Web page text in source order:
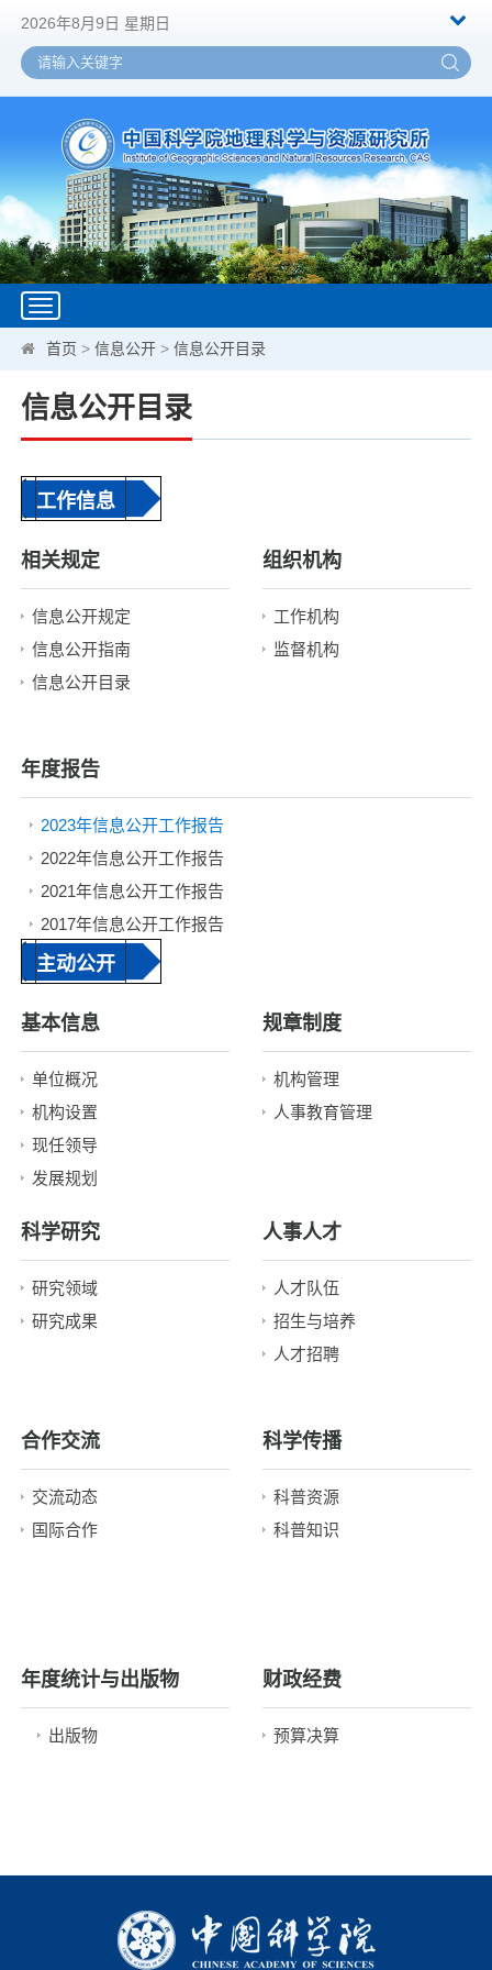
2026年8月9日 星期日
Toggle
navigation
首页 >信息公开 >信息公开目录
信息公开目录
工作信息
相关规定
信息公开规定
信息公开指南
信息公开目录
组织机构
工作机构
监督机构
年度报告
2023年信息公开工作报告
2022年信息公开工作报告
2021年信息公开工作报告
2017年信息公开工作报告
2016年信息公开工作报告
2015年信息公开工作报告
主动公开
基本信息
单位概况
机构设置
现任领导
发展规划
规章制度
机构管理
人事教育管理
科学研究
研究领域
研究成果
人事人才
人才队伍
招生与培养
人才招聘
合作交流
交流动态
国际合作
科学传播
科普资源
科普知识
年度统计与出版物
出版物
财政经费
预算决算